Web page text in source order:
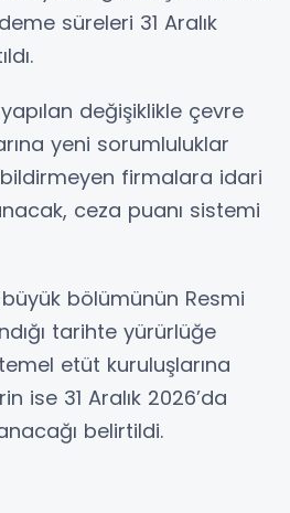
süreleri 31 Aralık
değişiklikle çevre
yeni sorumluluklar
bildirmeyen firmalara idari
ceza puanı sistemi
bölümünün Resmi
tarihte yürürlüğe
etüt kuruluşlarına
ise 31 Aralık 2026’da
belirtildi.